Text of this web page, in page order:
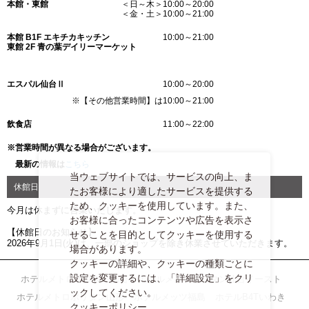
本館・東館
＜日～木＞10:00～20:00
＜金・土＞10:00～21:00
本館 B1F エキチカキッチン
東館 2F 青の葉デイリーマーケット
10:00～21:00
エスパル仙台Ⅱ
10:00～20:00
※【その他営業時間】は10:00～21:00
飲食店 11:00～22:00
※営業時間が異なる場合がございます。
最新の情報は
休館日
今月は休まずに営業いたします。
【休館日のお知らせ】
2026年9月1日(火)は、一部のショップを除き休業させていただきます。
ホテルメトロポリタン仙台
ホテルメトロポリタン仙台イースト
ホテルメトロポリタン山形
ホテルメッツ福島 ホテルB4Tいわき
当ウェブサイトでは、サービスの向上、ま
たお客様により適したサービスを提供する
ため、クッキーを使用しています。また、
お客様に合ったコンテンツや広告を表示さ
せることを目的としてクッキーを使用する
場合があります。
クッキーの詳細や、クッキーの種類ごとに
設定を変更するには、「詳細設定」をクリ
ックしてください。
クッキーポリシー